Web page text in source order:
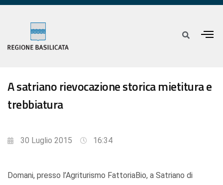
A satriano rievocazione storica mietitura e
trebbiatura
30 Luglio 2015 16:34
Domani, presso l’Agriturismo FattoriaBio, a Satriano di